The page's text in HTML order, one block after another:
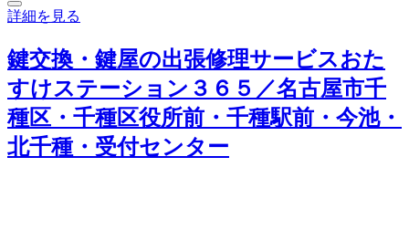
詳細を見る
鍵交換・鍵屋の出張修理サービスおた
すけステーション３６５／名古屋市千
種区・千種区役所前・千種駅前・今池・
北千種・受付センター